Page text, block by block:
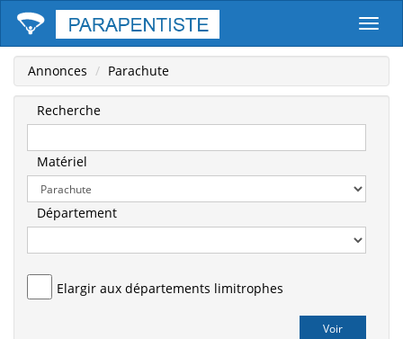
Annonces Parachute
Recherche
Matériel
Département
Elargir aux départements limitrophes